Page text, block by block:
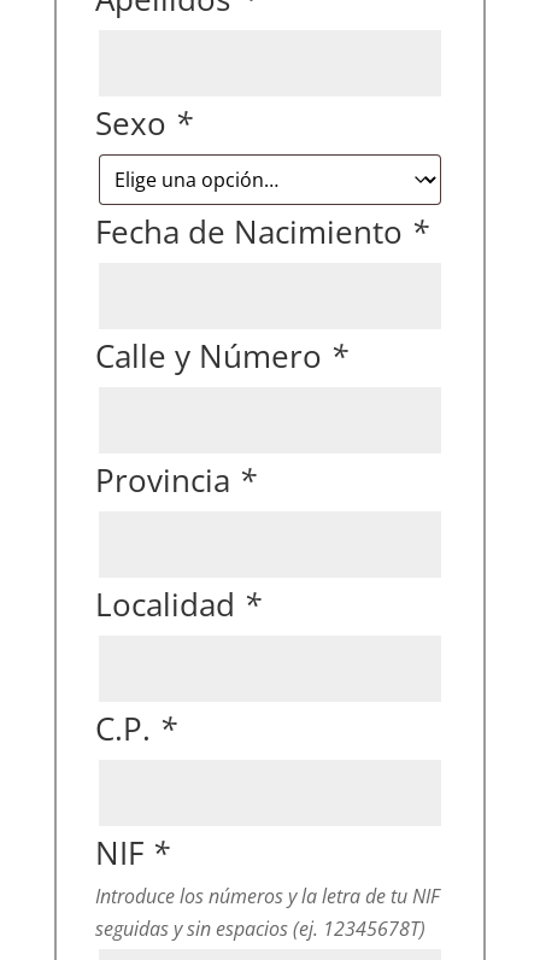
Sexo *
Fecha de Nacimiento *
Calle y Número *
Provincia *
Localidad *
C.P. *
NIF *
Introduce los números y la letra de tu NIF
seguidas y sin espacios (ej. 12345678T)